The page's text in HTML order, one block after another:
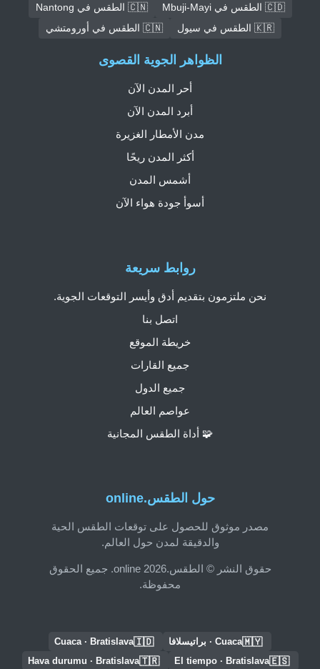
🇨🇩 الطقس في Mbuji-Mayi
🇨🇳 الطقس في Nantong
🇰🇷 الطقس في سيول
🇨🇳 الطقس في أورومتشي
حول الطقس.online
مصدر موثوق للحصول على توقعات الطقس الحية
والدقيقة لمدن حول العالم.
حقوق النشر © الطقس.online 2026. جميع الحقوق
محفوظة.
روابط سريعة
نحن ملتزمون بتقديم أدق وأيسر التوقعات الجوية.
اتصل بنا
خريطة الموقع
جميع القارات
جميع الدول
عواصم العالم
🧩 أداة الطقس المجانية
الظواهر الجوية القصوى
أحر المدن الآن
أبرد المدن الآن
مدن الأمطار الغزيرة
أكثر المدن ريحًا
أشمس المدن
أسوأ جودة هواء الآن
🇲🇾Cuaca · براتيسلافا 🇮🇩
Cuaca · Bratislava
🇪🇸
El tiempo · Bratislava
🇹🇷
Hava durumu · Bratislava